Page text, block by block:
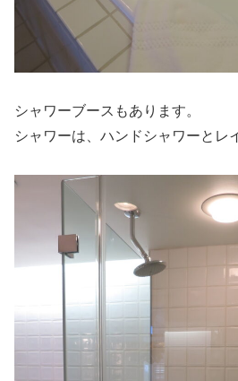
シャワーブースもあります。
シャワーは、ハンドシャワーとレ